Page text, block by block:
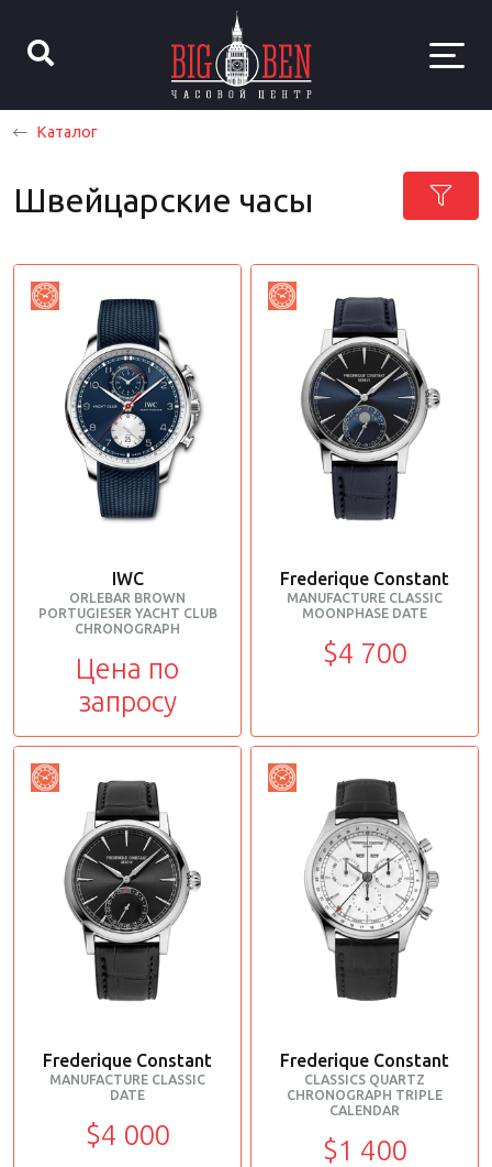
Каталог
Швейцарские часы
IWC
ORLEBAR BROWN
PORTUGIESER YACHT CLUB
CHRONOGRAPH
Цена по
запросу
Frederique Constant
MANUFACTURE CLASSIC
MOONPHASE DATE
$4 700
Frederique Constant
MANUFACTURE CLASSIC
DATE
$4 000
Frederique Constant
CLASSICS QUARTZ
CHRONOGRAPH TRIPLE
CALENDAR
$1 400